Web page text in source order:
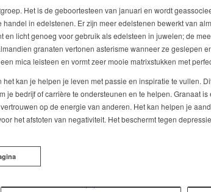
Het is de geboortesteen van januari en wordt
in edelstenen. Er zijn meer edelstenen bewerkt van
licht genoeg voor gebruik als edelsteen in juwelen; de
granaten vertonen asterisme wanneer ze geslepen
mica leisteen en vormt zeer mooie matrixstukken met
kan je helpen je leven met passie en inspiratie te vullen.
je bedrijf of carrière te ondersteunen en te helpen. Granaat
op de energie van anderen. Het kan helpen je
het afstoten van negativiteit. Het beschermt tegen